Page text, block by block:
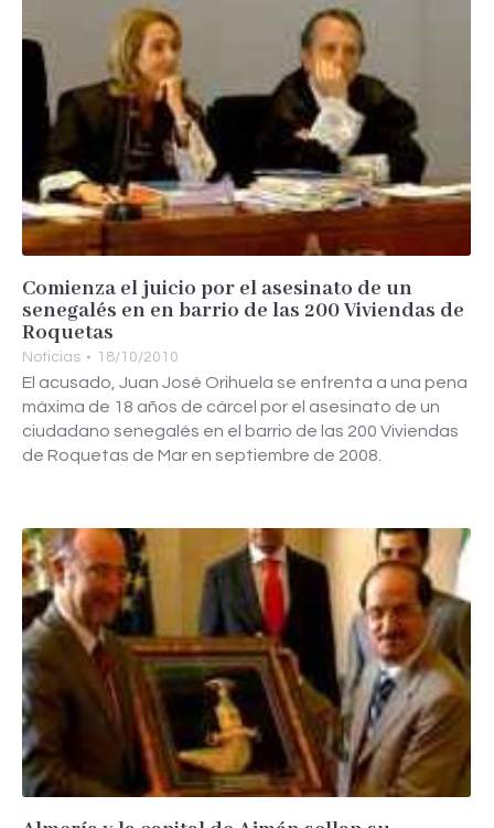
Comienza el juicio por el asesinato de un
senegalés en en barrio de las 200 Viviendas de
Roquetas
Noticias 18/10/2010
El acusado, Juan José Orihuela se enfrenta a una pena
máxima de 18 años de cárcel por el asesinato de un
ciudadano senegalés en el barrio de las 200 Viviendas
de Roquetas de Mar en septiembre de 2008.